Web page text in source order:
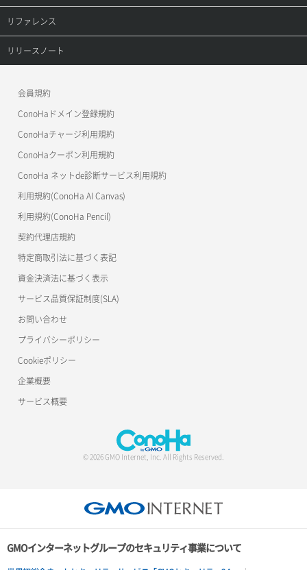
プロダクトトップ
ConoHa VPS(Ver.3.0)
ConoHa for GAME
リファレンス
リファレンストップ
OpenStack CLI
Terraform
s3cmd
公開API(ConoHa VPS Ver.2.0)
リリースノート
会員規約
ConoHaドメイン登録規約
ConoHaチャージ利用規約
ConoHaクーポン利用規約
ConoHa ネットde診断サービス利用規約
利用規約(ConoHa AI Canvas)
利用規約(ConoHa Pencil)
契約代理店規約
特定商取引法に基づく表記
資金決済法に基づく表示
サービス品質保証制度(SLA)
お問い合わせ
プライバシーポリシー
Cookieポリシー
企業概要
サービス概要
© 2026 GMO Internet, Inc. All Rights Reserved.
GMOインターネットグループのセキュリティ事業について